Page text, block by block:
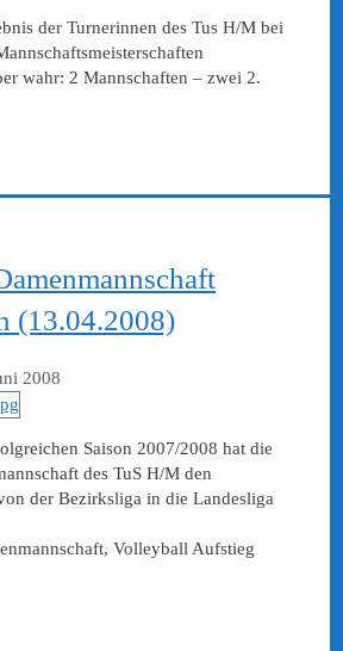
der Turnerinnen des Tus H/M bei
wahr: 2 Mannschaften – zwei 2.
(13.04.2008)
2008
Saison 2007/2008 hat die
des TuS H/M den
der Bezirksliga in die Landesliga
Volleyball Aufstieg